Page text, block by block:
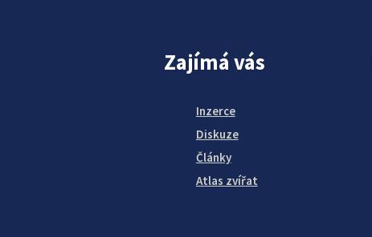
Zajímá vás
Inzerce
Diskuze
Články
Atlas zvířat